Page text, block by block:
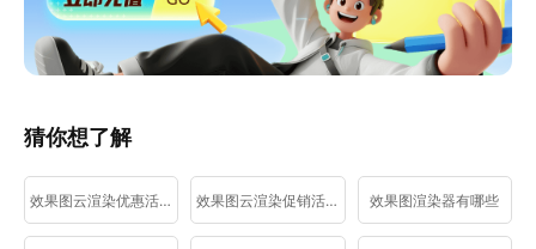
猜你想了解
效果图云渲染优惠活动 效果图云渲染促销活动 效果图渲染器有哪些